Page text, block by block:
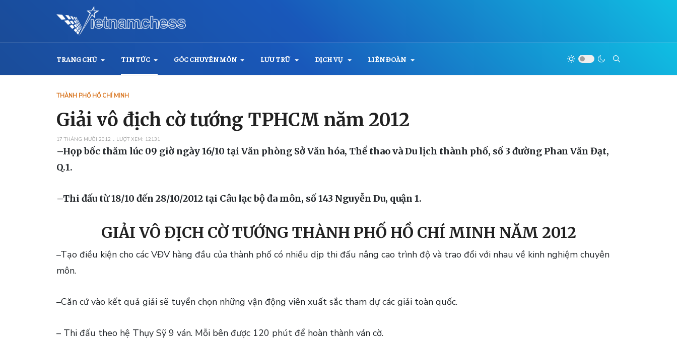
TRANG CHỦ TIN TỨC GÓC CHUYÊN MÔN LƯU TRỮ DỊCH VỤ LIÊN ĐOÀN
THÀNH PHỐ HỒ CHÍ MINH
Giải vô địch cờ tướng TPHCM năm 2012
17 THÁNG MƯỜI 2012 LƯỢT XEM: 12131
–Họp bốc thăm lúc 09 giờ ngày 16/10 tại Văn phòng Sở Văn hóa, Thể thao và Du lịch thành phố, số 3 đường Phan Văn Đạt,
Q.1.
–Thi đấu từ 18/10 đến 28/10/2012 tại Câu lạc bộ đa môn, số 143 Nguyễn Du, quận 1.
GIẢI VÔ ĐỊCH CỜ TƯỚNG THÀNH PHỐ HỒ CHÍ MINH NĂM 2012
–Tạo điều kiện cho các VĐV hàng đầu của thành phố có nhiều dịp thi đấu nâng cao trình độ và trao đổi với nhau về kinh nghiệm chuyên
môn.
–Căn cứ vào kết quả giải sẽ tuyển chọn những vận động viên xuất sắc tham dự các giải toàn quốc.
– Thi đấu theo hệ Thụy Sỹ 9 ván. Mỗi bên được 120 phút để hoàn thành ván cờ.